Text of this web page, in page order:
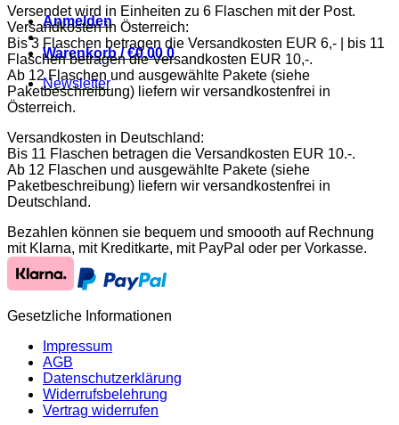
Anmelden
Warenkorb /€0,00 0
Newsletter
Versendet wird in Einheiten zu 6 Flaschen mit der Post.
Versandkosten in Österreich:
Bis 3 Flaschen betragen die Versandkosten EUR 6,- | bis 11
Flaschen betragen die Versandkosten EUR 10,-.
Ab 12 Flaschen und ausgewählte Pakete (siehe
Paketbeschreibung) liefern wir versandkostenfrei in
Österreich.
Versandkosten in Deutschland:
Bis 11 Flaschen betragen die Versandkosten EUR 10.-.
Ab 12 Flaschen und ausgewählte Pakete (siehe
Paketbeschreibung) liefern wir versandkostenfrei in
Deutschland.
Bezahlen können sie bequem und smoooth auf Rechnung
mit Klarna, mit Kreditkarte, mit PayPal oder per Vorkasse.
Gesetzliche Informationen
Impressum
AGB
Datenschutzerklärung
Widerrufsbelehrung
Vertrag widerrufen